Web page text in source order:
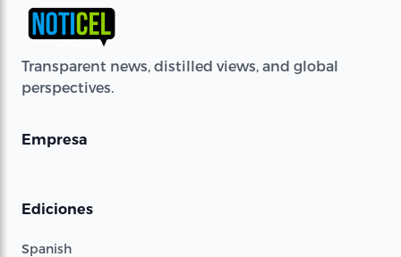
Transparent news, distilled views, and global
perspectives.
Empresa
Ediciones
Spanish